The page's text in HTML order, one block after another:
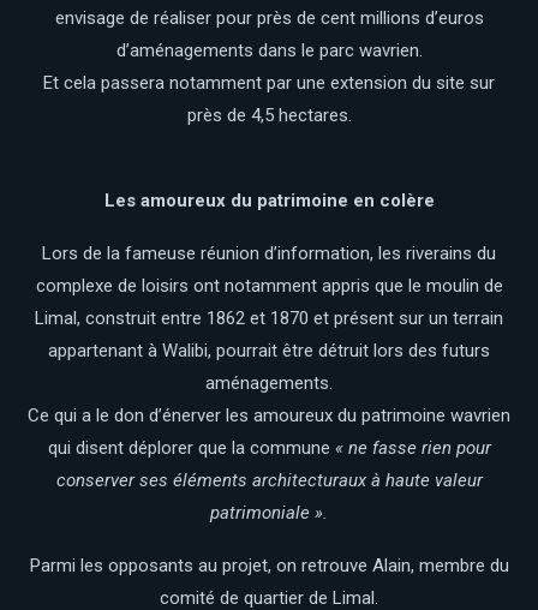
envisage de réaliser pour près de cent millions d’euros
d’aménagements dans le parc wavrien.
Et cela passera notamment par une extension du site sur
près de 4,5 hectares.
Les amoureux du patrimoine en colère
Lors de la fameuse réunion d’information, les riverains du
complexe de loisirs ont notamment appris que le moulin de
Limal, construit entre 1862 et 1870 et présent sur un terrain
appartenant à Walibi, pourrait être détruit lors des futurs
aménagements.
Ce qui a le don d’énerver les amoureux du patrimoine wavrien
qui disent déplorer que la commune « ne fasse rien pour
conserver ses éléments architecturaux à haute valeur
patrimoniale ».
Parmi les opposants au projet, on retrouve Alain, membre du
comité de quartier de Limal.